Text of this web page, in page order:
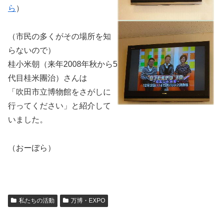
ら ）
（市民の多くがその場所を知
らないので）
桂小米朝（来年2008年秋から5
代目桂米團治）さんは
「吹田市立博物館をさがしに
行ってください」と紹介して
いました。
（おーぼら）
私たちの活動 万博・EXPO